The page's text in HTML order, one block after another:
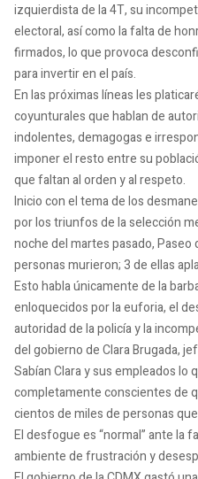
izquierdista de la 4T, su
electoral, así como la falta de
firmados, lo que provoca
para invertir en el país.
En las próximas líneas les
coyunturales que hablan de
indolentes, demagogas e
imponer el resto entre su
que faltan al orden y al respeto.
Inicio con el tema de los
por los triunfos de la selección
noche del martes pasado, Paseo
personas murieron; 3 de ellas
Esto habla únicamente de la
enloquecidos por la euforia, el
autoridad de la policía y la
del gobierno de Clara Brugada,
Sabían Clara y sus empleados lo
completamente conscientes de
cientos de miles de personas
El desfogue es “normal” ante la
ambiente de frustración y